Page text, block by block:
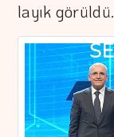
layık görüldü.